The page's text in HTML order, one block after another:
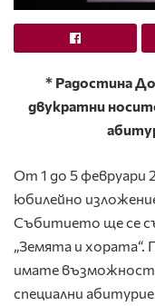
* Радостина
двукратни
От 1 до 5 февруари
юбилейно
Събитието ще се
„Земята и
имате възможност
специални